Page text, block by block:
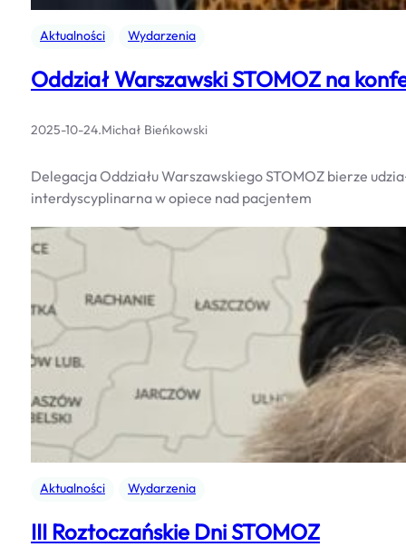
Aktualności Wydarzenia
Oddział Warszawski STOMOZ na
2025-10-24.Michał Bieńkowski
Delegacja Oddziału Warszawskiego STOMOZ bierze
interdyscyplinarna w opiece nad pacjentem
Aktualności Wydarzenia
III Roztoczańskie Dni STOMOZ